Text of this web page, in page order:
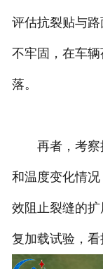
评估抗裂贴与
不牢固，在车
落。
再者，考察
和温度变化情
效阻止裂缝的
复加载试验，看